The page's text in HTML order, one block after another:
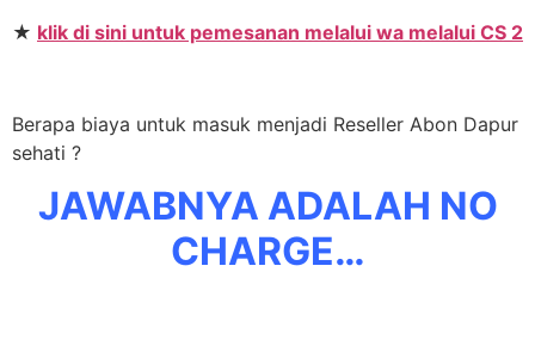
★ klik di sini untuk pemesanan melalui wa melalui CS 2
Berapa biaya untuk masuk menjadi Reseller Abon Dapur
sehati ?
JAWABNYA ADALAH NO
CHARGE…